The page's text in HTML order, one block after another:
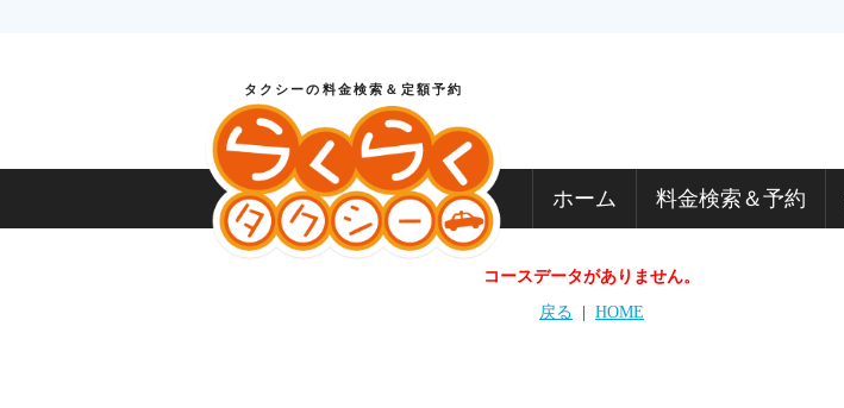
タクシーの料金検索＆定額予約
ホーム 料金検索＆予約
コースデータがありません。
戻る
HOME